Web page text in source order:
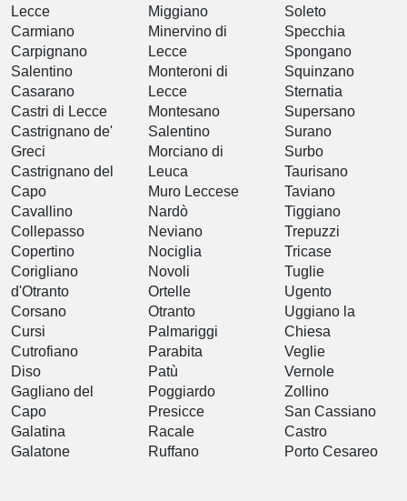
Lecce
Carmiano
Carpignano
Salentino
Casarano
Castri di Lecce
Castrignano de'
Greci
Castrignano del
Capo
Cavallino
Collepasso
Copertino
Corigliano
d'Otranto
Corsano
Cursi
Cutrofiano
Diso
Gagliano del
Capo
Galatina
Galatone
Miggiano
Minervino di
Lecce
Monteroni di
Lecce
Montesano
Salentino
Morciano di
Leuca
Muro Leccese
Nardò
Neviano
Nociglia
Novoli
Ortelle
Otranto
Palmariggi
Parabita
Patù
Poggiardo
Presicce
Racale
Ruffano
Soleto
Specchia
Spongano
Squinzano
Sternatia
Supersano
Surano
Surbo
Taurisano
Taviano
Tiggiano
Trepuzzi
Tricase
Tuglie
Ugento
Uggiano la
Chiesa
Veglie
Vernole
Zollino
San Cassiano
Castro
Porto Cesareo